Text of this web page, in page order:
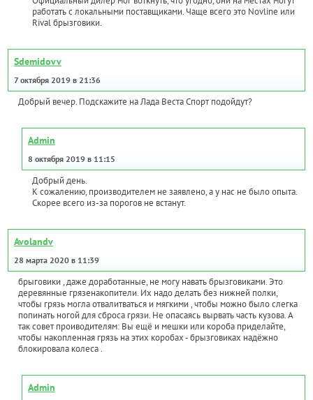
работать с локальными поставщиками. Чаще всего это Novline или
Rival брызговики.
Sdemidovv
7 октября 2019 в 21:36
Добрый вечер. Подскажите на Лада Веста Спорт подойдут?
Admin
8 октября 2019 в 11:15
Добрый день.
К сожалению, производителем не заявлено, а у нас не было опыта.
Скорее всего из-за порогов не встанут.
Avolandv
28 марта 2020 в 11:39
брыговики , даже доработанные, не могу навать брызговиками. Это
деревянные грязенакопители. Их надо делать без нижней полки,
чтобы грязь могла отвалитваться и мягкими , чтобы можно было слегка
попинать ногой для сброса грязи. Не опасаясь вырвать часть кузова. А
так совет проиводителям: Вы ещё и мешки или короба приделайте,
чтобы накопленная грязь на этих коробах - брызговиках надёжно
блокировала колеса .
Admin